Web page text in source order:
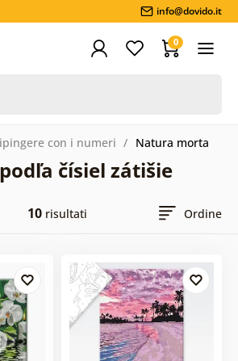
info@dovido.it
0
con i numeri Natura morta
čísiel zátišie
10 risultati Ordine